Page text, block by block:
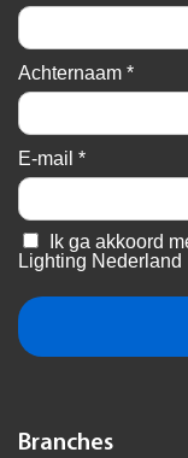
Branches